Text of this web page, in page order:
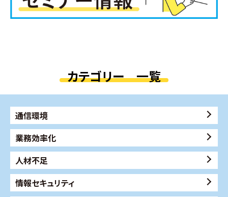
カテゴリー 一覧
通信環境
業務効率化
人材不足
情報セキュリティ